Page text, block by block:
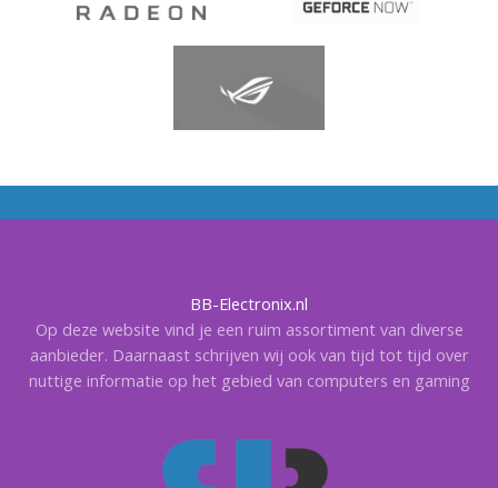
BB-Electronix.nl
Op deze website vind je een ruim assortiment van diverse
aanbieder. Daarnaast schrijven wij ook van tijd tot tijd over
nuttige informatie op het gebied van computers en gaming